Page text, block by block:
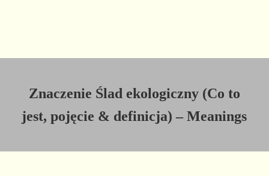
Znaczenie Ślad ekologiczny (Co to
jest, pojęcie & definicja) – Meanings